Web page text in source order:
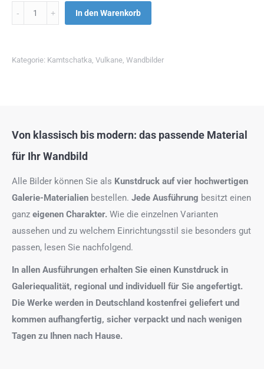
Menge In den Warenkorb
Kategorie: Kamtschatka Vulkane Wandbilder
Von klassisch bis modern: das passende Material
für Ihr Wandbild
Alle Bilder können Sie als Kunstdruck auf vier hochwertigen
Galerie-Materialien bestellen. Jede Ausführung besitzt einen
ganz eigenen Charakter. Wie die einzelnen Varianten
aussehen und zu welchem Einrichtungsstil sie besonders gut
passen, lesen Sie nachfolgend.
In allen Ausführungen erhalten Sie einen Kunstdruck in
Galeriequalität, regional und individuell für Sie angefertigt.
Die Werke werden in Deutschland kostenfrei geliefert und
kommen aufhangfertig, sicher verpackt und nach wenigen
Tagen zu Ihnen nach Hause.